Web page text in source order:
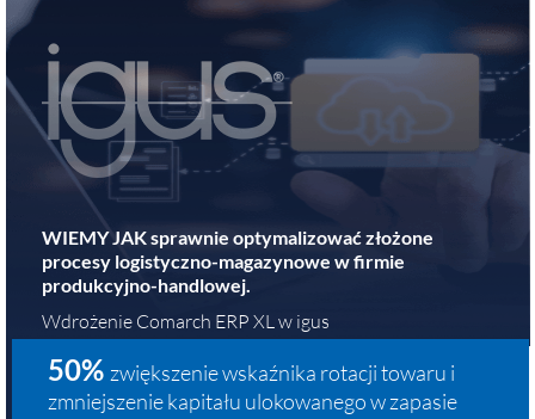
WIEMY JAK sprawnie optymalizować złożone
procesy logistyczno-magazynowe w firmie
produkcyjno-handlowej.
Wdrożenie Comarch ERP XL w igus
50% zwiększenie wskaźnika rotacji towaru i
zmniejszenie kapitału ulokowanego w zapasie